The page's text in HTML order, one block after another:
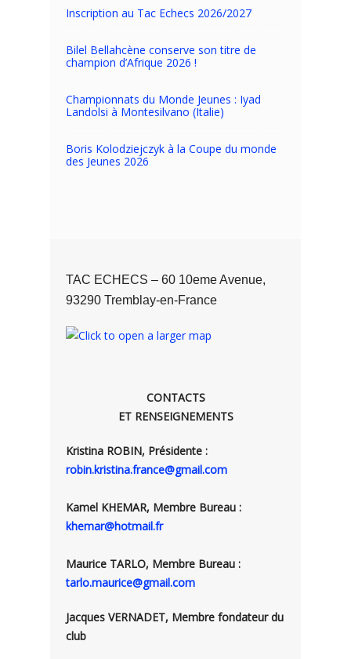
Inscription au Tac Echecs 2026/2027
Bilel Bellahcène conserve son titre de
champion d’Afrique 2026 !
Championnats du Monde Jeunes : Iyad
Landolsi à Montesilvano (Italie)
Boris Kolodziejczyk à la Coupe du monde
des Jeunes 2026
TAC ECHECS – 60 10eme Avenue,
93290 Tremblay-en-France
CONTACTS
ET RENSEIGNEMENTS
Kristina ROBIN, Présidente :
robin.kristina.france@gmail.com
Kamel KHEMAR, Membre Bureau :
khemar@hotmail.fr
Maurice TARLO, Membre Bureau :
tarlo.maurice@gmail.com
Jacques VERNADET, Membre fondateur du
club